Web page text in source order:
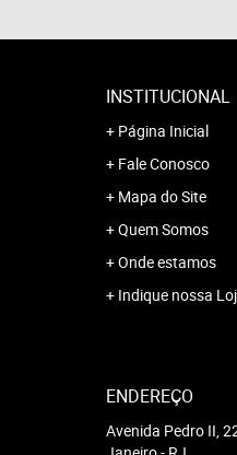
INSTITUCIONAL
Página Inicial
Fale Conosco
Mapa do Site
Quem Somos
Onde estamos
Indique nossa
ENDEREÇO
Avenida Pedro II,